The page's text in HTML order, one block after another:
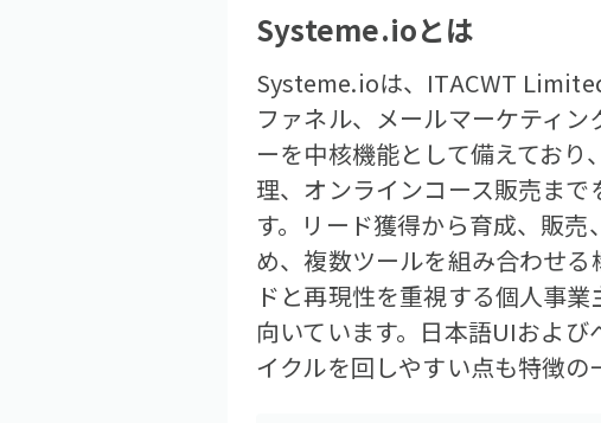
Systeme.ioとは
Systeme.ioは、ITACWT
ファネル、メールマーケティ
ーを中核機能として備えてお
理、オンラインコース販売ま
す。リード獲得から育成、販
め、複数ツールを組み合わせ
ドと再現性を重視する個人事
向いています。日本語UIおよ
イクルを回しやすい点も特徴の